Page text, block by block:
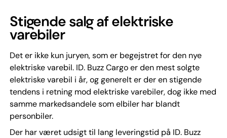
Stigende salg af elektriske
varebiler
Det er ikke kun juryen, som er begejstret for den nye
elektriske varebil. ID. Buzz Cargo er den mest solgte
elektriske varebil i år, og generelt er der en stigende
tendens i retning mod elektriske varebiler, dog ikke med
samme markedsandele som elbiler har blandt
personbiler.
Der har været udsigt til lang leveringstid på ID. Buzz